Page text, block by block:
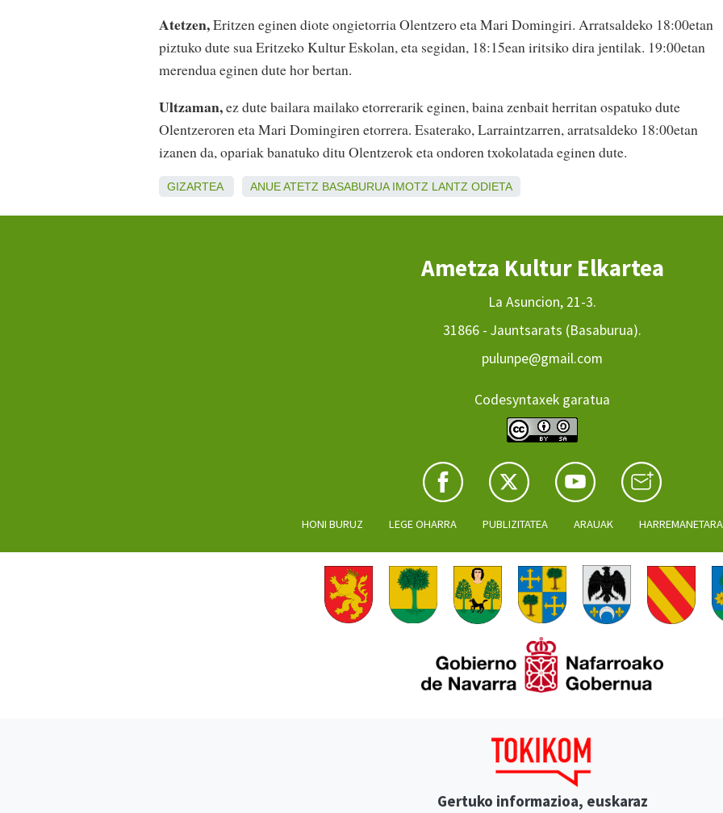
Atetzen,Eritzen eginen diote ongietorria Olentzero eta Mari Domingiri. Arratsaldeko 18:00etan
piztuko dute sua Eritzeko Kultur Eskolan, eta segidan, 18:15ean iritsiko dira jentilak. 19:00etan
merendua eginen dute hor bertan.
Ultzaman,ez dute bailara mailako etorrerarik eginen, baina zenbait herritan ospatuko dute
Olentzeroren eta Mari Domingiren etorrera. Esaterako, Larraintzarren, arratsaldeko 18:00etan
izanen da, opariak banatuko ditu Olentzerok eta ondoren txokolatada eginen dute.
GIZARTEA ANUEATETZ BASABURUA IMOTZ LANTZ ODIETA
Ametza Kultur Elkartea
La Asuncion, 21-3.
31866 - Jauntsarats (Basaburua).
pulunpe@gmail.com
Codesyntaxek garatua
HONI BURUZ LEGE OHARRA PUBLIZITATEA ARAUAK
Gertuko informazioa, euskaraz